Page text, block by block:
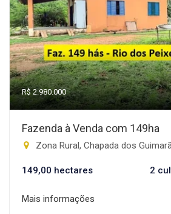
R$ 2.980.000
Fazenda à Venda com 149ha
Zona Rural, Chapada dos
149,00 hectares 2
Mais informações